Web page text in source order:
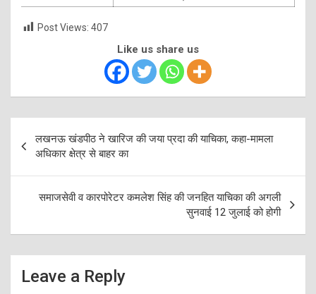
Post Views: 407
Like us share us
navigation
लखनऊ खंडपीठ ने खारिज की जया प्रदा की याचिका, कहा-मामला
अधिकार क्षेत्र से बाहर का
समाजसेवी व कारपोरेटर कमलेश सिंह की जनहित याचिका की अगली
सुनवाई 12 जुलाई को होगी
Leave a Reply